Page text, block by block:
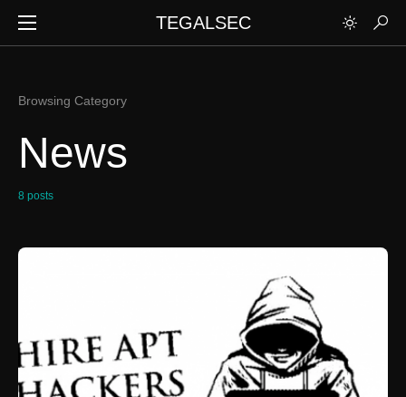
TEGALSEC
Browsing Category
News
8 posts